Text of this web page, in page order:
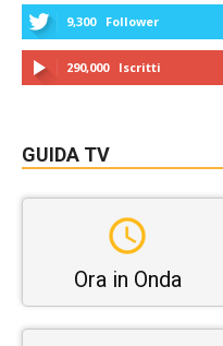
9,300 Follower
290,000 Iscritti
GUIDA TV
Ora in Onda